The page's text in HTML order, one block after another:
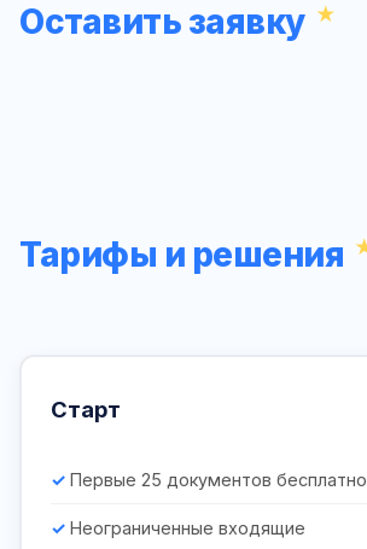
Оставить заявку
Тарифы и решения
Старт
Первые 25 документов бесплатно
Неограниченные входящие